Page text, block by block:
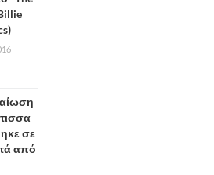
σε
από